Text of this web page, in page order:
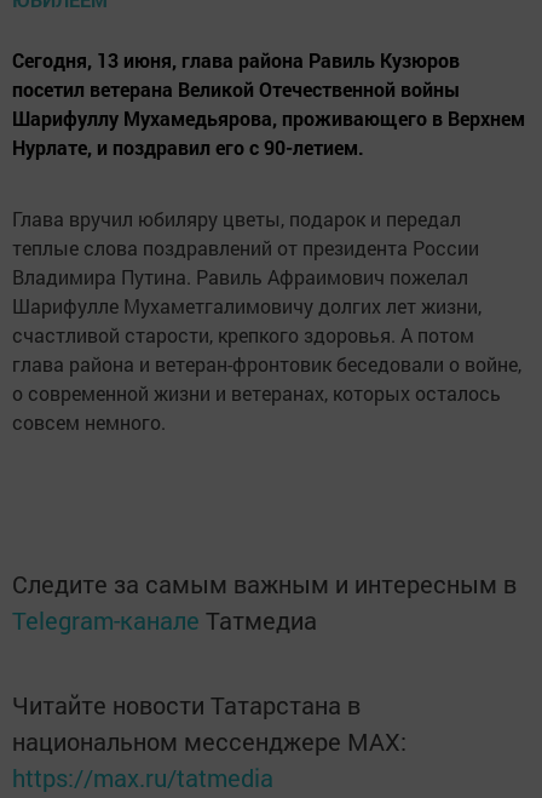
Сегодня, 13 июня, глава района Равиль Кузюров
посетил ветерана Великой Отечественной войны
Шарифуллу Мухамедьярова, проживающего в Верхнем
Нурлате, и поздравил его с 90-летием.
Глава вручил юбиляру цветы, подарок и передал
теплые слова поздравлений от президента России
Владимира Путина. Равиль Афраимович пожелал
Шарифулле Мухаметгалимовичу долгих лет жизни,
счастливой старости, крепкого здоровья. А потом
глава района и ветеран-фронтовик беседовали о войне,
о современной жизни и ветеранах, которых осталось
совсем немного.
Следите за самым важным и интересным в
Telegram-канале Татмедиа
Читайте новости Татарстана в
национальном мессенджере MАХ:
https://max.ru/tatmedia